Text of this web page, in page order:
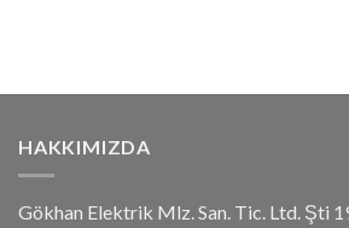
HAKKIMIZDA
Gökhan Elektrik Mlz. San. Tic. Ltd. Şti